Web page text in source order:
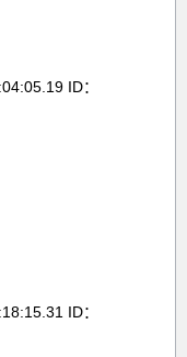
ID：
ID：